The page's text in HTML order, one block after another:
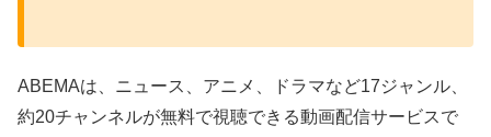
ABEMAは、ニュース、アニメ、ドラマなど17ジャンル、
約20チャンネルが無料で視聴できる動画配信サービスで